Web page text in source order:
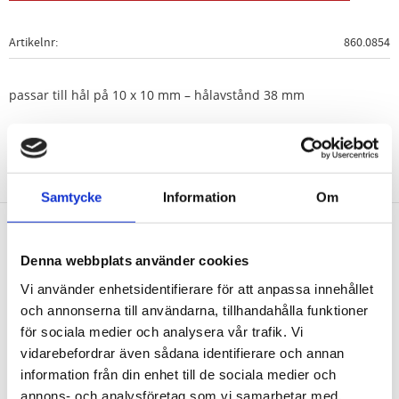
Samtycke Information Om
Denna webbplats använder cookies
Vi använder enhetsidentifierare för att anpassa innehållet
och annonserna till användarna, tillhandahålla funktioner
för sociala medier och analysera vår trafik. Vi
vidarebefordrar även sådana identifierare och annan
information från din enhet till de sociala medier och
annons- och analysföretag som vi samarbetar med.
Artikelnr 860.0854
passar till hål på 10 x 10 mm – hålavstånd 38 mm
Nyhetsbrev
PRENUMERERA
Dina personuppgifter behandlas i enlighet med vårintegritetspolicy